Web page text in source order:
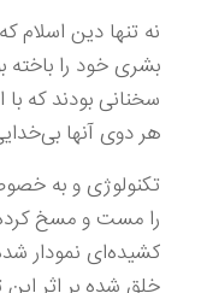
نه تنها دین اسلام
بشری خود را
سخنانی بودند که
هر دوی آنها
تکنولوژی و به
را مست و مسخ
کشیده‌ای نمودار